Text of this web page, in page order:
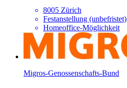
8005 Zürich
Festanstellung (unbefristet)
Homeoffice-Möglichkeit
Migros-Genossenschafts-Bund